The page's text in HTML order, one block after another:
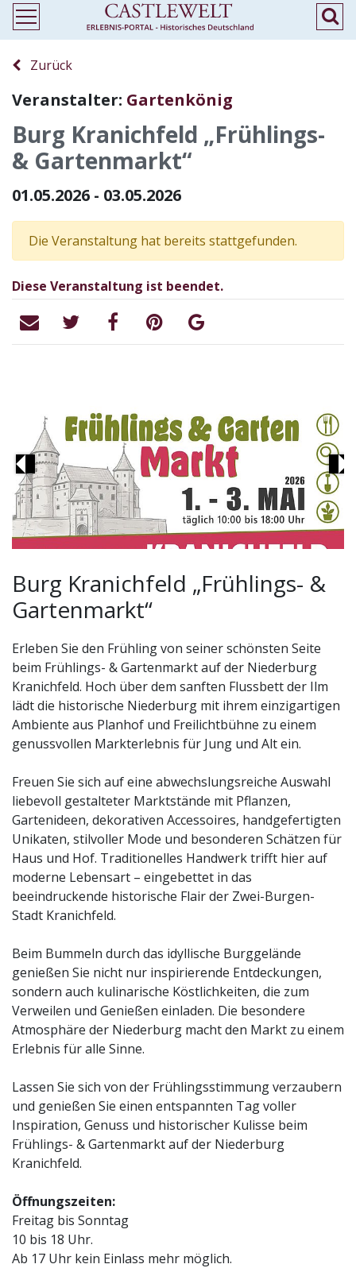
Zurück
Veranstalter: Gartenkönig
Burg Kranichfeld „Frühlings-
& Gartenmarkt“
01.05.2026 - 03.05.2026
Die Veranstaltung hat bereits stattgefunden.
Diese Veranstaltung ist beendet.
Previous
Burg Kranichfeld „Frühlings- &
Gartenmarkt“
Erleben Sie den Frühling von seiner schönsten Seite
beim Frühlings- & Gartenmarkt auf der Niederburg
Kranichfeld. Hoch über dem sanften Flussbett der Ilm
lädt die historische Niederburg mit ihrem einzigartigen
Ambiente aus Planhof und Freilichtbühne zu einem
genussvollen Markterlebnis für Jung und Alt ein.
Freuen Sie sich auf eine abwechslungsreiche Auswahl
liebevoll gestalteter Marktstände mit Pflanzen,
Gartenideen, dekorativen Accessoires, handgefertigten
Unikaten, stilvoller Mode und besonderen Schätzen für
Haus und Hof. Traditionelles Handwerk trifft hier auf
moderne Lebensart – eingebettet in das
beeindruckende historische Flair der Zwei-Burgen-
Stadt Kranichfeld.
Beim Bummeln durch das idyllische Burggelände
genießen Sie nicht nur inspirierende Entdeckungen,
sondern auch kulinarische Köstlichkeiten, die zum
Verweilen und Genießen einladen. Die besondere
Atmosphäre der Niederburg macht den Markt zu einem
Erlebnis für alle Sinne.
Lassen Sie sich von der Frühlingsstimmung verzaubern
und genießen Sie einen entspannten Tag voller
Inspiration, Genuss und historischer Kulisse beim
Frühlings- & Gartenmarkt auf der Niederburg
Kranichfeld.
Öffnungszeiten:
Freitag bis Sonntag
10 bis 18 Uhr.
Ab 17 Uhr kein Einlass mehr möglich.